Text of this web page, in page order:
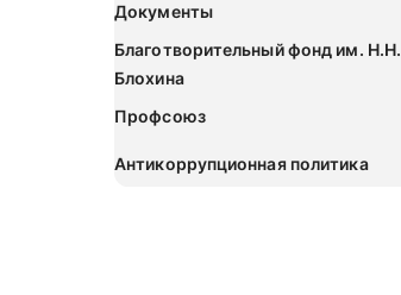
Документы
Благотворительный фонд им. Н.Н.
Блохина
Профсоюз
Антикоррупционная политика